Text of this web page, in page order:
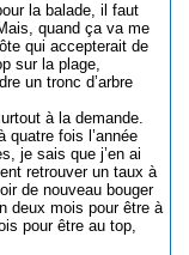
la balade, il faut
quand ça va me
qui accepterait de
sur la plage,
un tronc d’arbre
à la demande.
quatre fois l’année
je sais que j’en ai
retrouver un taux à
de nouveau bouger
deux mois pour être à
pour être au top,